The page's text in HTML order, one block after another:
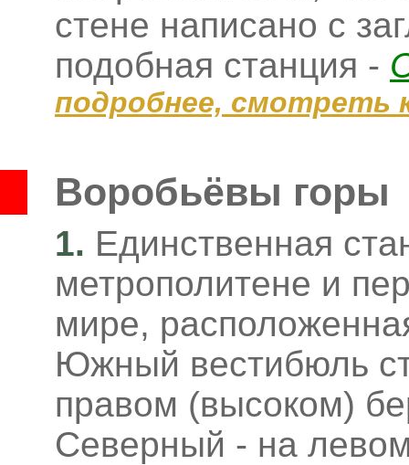
стене написано с
подобная станция -
подробнее, смотреть
Воробьёвы горы
1. Единственная
метрополитене и
мире,
Южный вестибюль
правом (высоком)
Северный - на